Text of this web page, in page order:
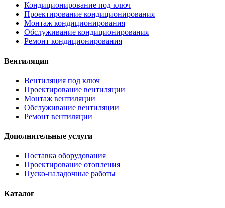
Кондиционирование под ключ
Проектирование кондиционирования
Монтаж кондиционирования
Обслуживание кондиционирования
Ремонт кондиционирования
Вентиляция
Вентиляция под ключ
Проектирование вентиляции
Монтаж вентиляции
Обслуживание вентиляции
Ремонт вентиляции
Дополнительные услуги
Поставка оборудования
Проектирование отопления
Пуско-наладочные работы
Каталог